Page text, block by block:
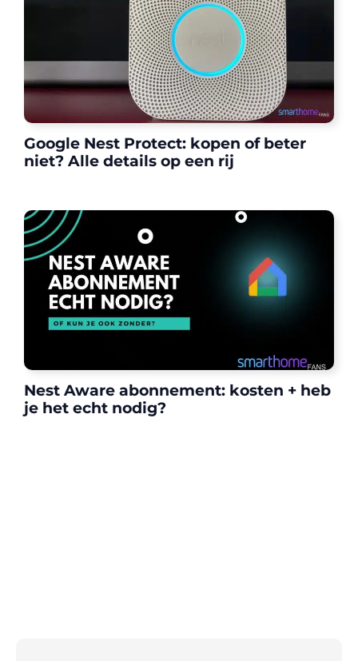
Google Nest Protect: kopen of beter
niet? Alle details op een rij
Nest Aware abonnement: kosten + heb
je het echt nodig?